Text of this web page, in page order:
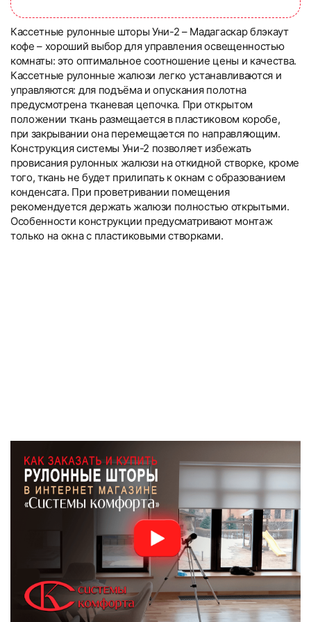
Кассетные рулонные шторы Уни-2 – Мадагаскар блэкаут
кофе – хороший выбор для управления освещенностью
комнаты: это оптимальное соотношение цены и качества.
Кассетные рулонные жалюзи легко устанавливаются и
управляются: для подъёма и опускания полотна
предусмотрена тканевая цепочка. При открытом
положении ткань размещается в пластиковом коробе,
при закрывании она перемещается по направляющим.
Конструкция системы Уни-2 позволяет избежать
провисания рулонных жалюзи на откидной створке, кроме
того, ткань не будет прилипать к окнам с образованием
конденсата. При проветривании помещения
рекомендуется держать жалюзи полностью открытыми.
Особенности конструкции предусматривают монтаж
только на окна с пластиковыми створками.